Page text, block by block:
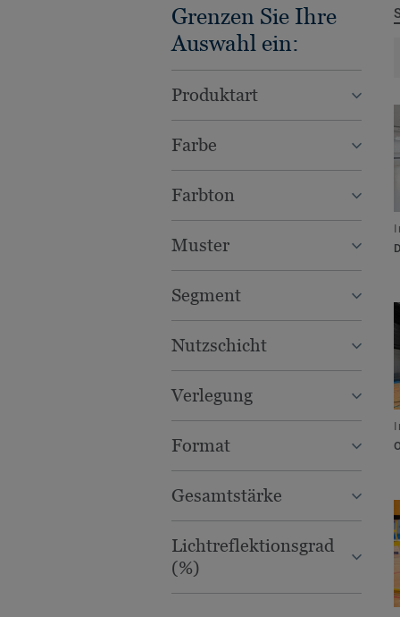
Grenzen Sie Ihre
Auswahl ein:
Produktart
Farbe
Farbton
Muster
Segment
Nutzschicht
Verlegung
Format
Gesamtstärke
Lichtreflektionsgrad
(%)